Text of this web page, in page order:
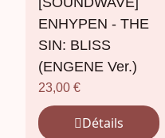
ENHYPEN - THE
SIN: BLISS
(ENGENE Ver.)
23,00€
Détails